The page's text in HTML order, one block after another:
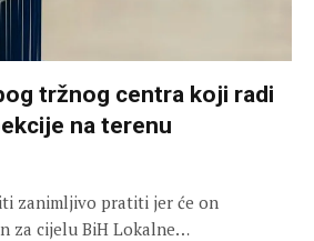
tržnog centra koji radi
na terenu
zanimljivo pratiti jer će on
za cijelu BiH Lokalne…